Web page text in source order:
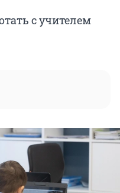
с учителем